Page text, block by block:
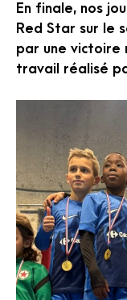
En finale, nos
Red Star sur le
par une
travail réalisé